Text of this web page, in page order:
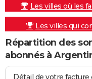
Les villes où les
Les villes qui
Répartition des
abonnés à
Détail de votre facture